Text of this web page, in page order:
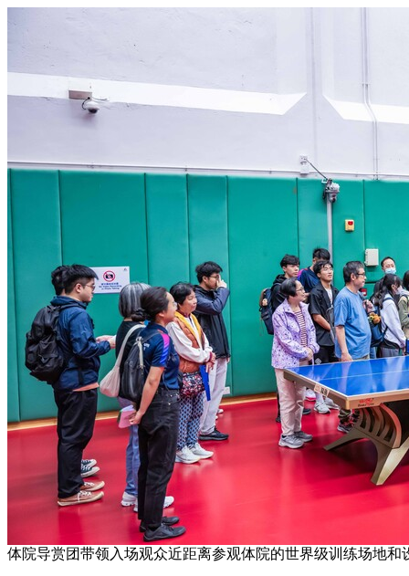
体院导赏团带领入场观众近距离参观体院的世界级训练场地和